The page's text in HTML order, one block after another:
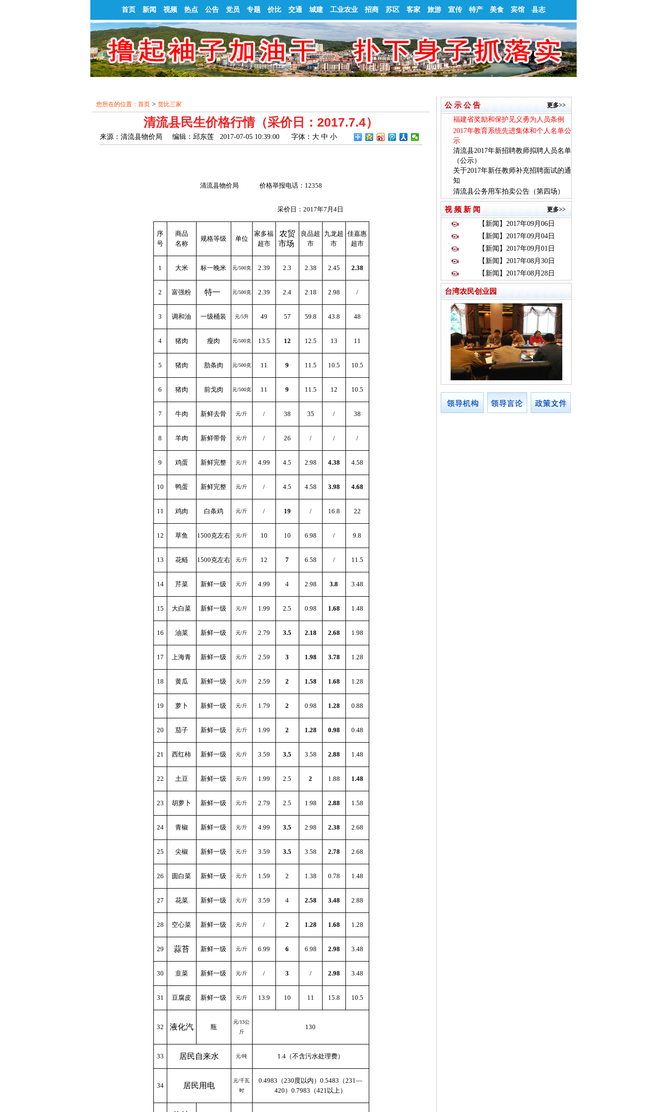
首页 新闻 视频 热点 公告 党员 专题 价比 交通 城建 工业农业 招商 苏区 客家 旅游 宣传 特产 美食 宾馆 县志
您所在的位置： 首页> 货比三家
清流县民生价格行情（采价日：2017.7.4）
来源：清流县物价局 编辑：邱东莲 2017-07-05 10:39:00 字体： 大 中 小
清流县物价局 价格举报电话：12358
采价日：2017年7月4日
序
号
商品
名称
规格等级 单位
家多福
超市
农贸
市场
良品超
市
九龙超
市
佳嘉惠
超市
1 大米 标一晚米 元/500克 2.39 2.3 2.38 2.45 2.38
2 富强粉 特一 元/500克 2.39 2.4 2.18 2.98 /
3 调和油 一级桶装 元/5升 49 57 59.8 43.8 48
4 猪肉 瘦肉 元/500克 13.5 12 12.5 13 11
5 猪肉 肋条肉 元/500克 11 9 11.5 10.5 10.5
6 猪肉 前戈肉 元/500克 11 9 11.5 12 10.5
7 牛肉 新鲜去骨 元/斤 / 38 35 / 38
8 羊肉 新鲜带骨 元/斤 / 26 / / /
9 鸡蛋 新鲜完整 元/斤 4.99 4.5 2.98 4.38 4.58
10 鸭蛋 新鲜完整 元/斤 / 4.5 4.58 3.98 4.68
11 鸡肉 白条鸡 元/斤 / 19 / 16.8 22
12 草鱼 1500克左右 元/斤 10 10 6.98 / 9.8
13 花鲢 1500克左右 元/斤 12 7 6.58 / 11.5
14 芹菜 新鲜一级 元/斤 4.99 4 2.98 3.8 3.48
15 大白菜 新鲜一级 元/斤 1.99 2.5 0.98 1.68 1.48
16 油菜 新鲜一级 元/斤 2.79 3.5 2.18 2.68 1.98
17 上海青 新鲜一级 元/斤 2.59 3 1.98 3.78 1.28
18 黄瓜 新鲜一级 元/斤 2.59 2 1.58 1.68 1.28
19 萝卜 新鲜一级 元/斤 1.79 2 0.98 1.28 0.88
20 茄子 新鲜一级 元/斤 1.99 2 1.28 0.98 0.48
21 西红柿 新鲜一级 元/斤 3.59 3.5 3.58 2.88 1.48
22 土豆 新鲜一级 元/斤 1.99 2.5 2 1.88 1.48
23 胡萝卜 新鲜一级 元/斤 2.79 2.5 1.98 2.88 1.58
24 青椒 新鲜一级 元/斤 4.99 3.5 2.98 2.38 2.68
25 尖椒 新鲜一级 元/斤 3.59 3.5 3.58 2.78 2.68
26 圆白菜 新鲜一级 元/斤 1.59 2 1.38 0.78 1.48
27 花菜 新鲜一级 元/斤 3.59 4 2.58 3.48 2.88
28 空心菜 新鲜一级 元/斤 / 2 1.28 1.68 1.28
29 蒜苔 新鲜一级 元/斤 6.99 6 6.98 2.98 3.48
30 韭菜 新鲜一级 元/斤 / 3 / 2.98 3.48
31 豆腐皮 新鲜一级 元/斤 13.9 10 11 15.8 10.5
32 液化汽 瓶
元/13公
斤
130
33 居民自来水 元/吨 1.4（不含污水处理费）
34 居民用电
元/千瓦
时
0.4983（230度以内）0.5483（231—
420）0.7983（421以上）
公 示 公 告 更多>>
福建省奖励和保护见义勇为人员条例
2017年教育系统先进集体和个人名单公
示
清流县2017年新招聘教师拟聘人员名单
（公示）
关于2017年新任教师补充招聘面试的通
知
清流县公务用车拍卖公告（第四场）
视 频 新 闻 更多>>
【新闻】2017年09月06日
【新闻】2017年09月04日
【新闻】2017年09月01日
【新闻】2017年08月30日
【新闻】2017年08月28日
台湾农民创业园